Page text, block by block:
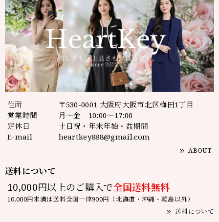
住所
〒530-0001 大阪府大阪市北区梅田1丁目
営業時間
月～金 10:00～17:00
定休日
土日祝・年末年始・盆期間
E-mail
heartkey888@gmail.com
ABOUT
送料について
10,000円以上のご購入で全国送料無料
10,000円未満は送料全国一律900円（北海道・沖縄・離島以外）
送料について